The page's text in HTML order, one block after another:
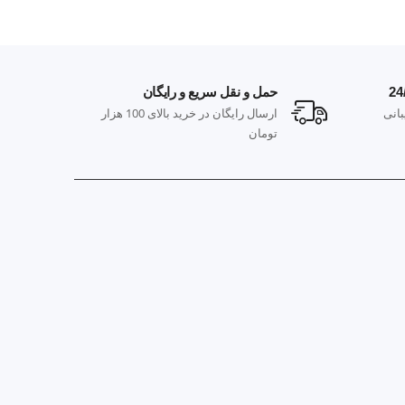
حمل و نقل سریع و رایگان
ارسال رایگان در خرید بالای 100 هزار
تومان